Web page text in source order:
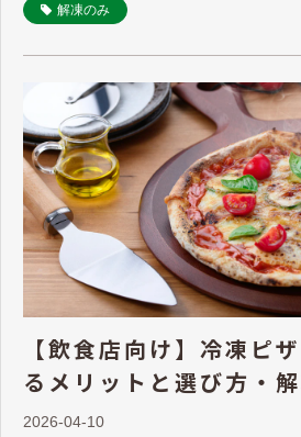
解凍のみ
【飲食店向け】冷凍ピ
るメリットと選び方・
2026-04-10